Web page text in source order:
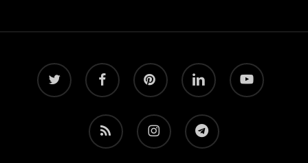
twitter facebook pinterest linkedin youtube
RSS instagram telegram